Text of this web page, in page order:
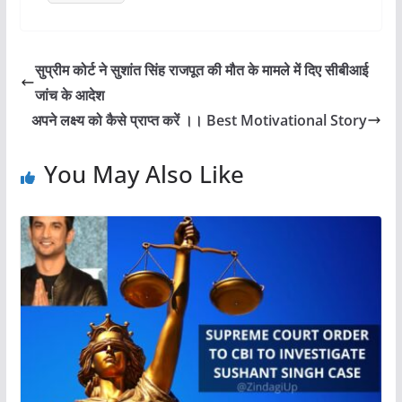
सुप्रीम कोर्ट ने सुशांत सिंह राजपूत की मौत के मामले में दिए सीबीआई
जांच के आदेश
अपने लक्ष्य को कैसे प्राप्त करें ।। Best Motivational Story
You May Also Like